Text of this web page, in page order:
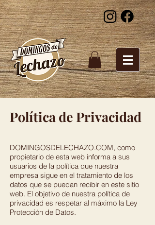
Política de Privacidad
DOMINGOSDELECHAZO.COM, como
propietario de esta web informa a sus
usuarios de la política que nuestra
empresa sigue en el tratamiento de los
datos que se puedan recibir en este sitio
web. El objetivo de nuestra política de
privacidad es respetar al máximo la Ley
Protección de Datos.